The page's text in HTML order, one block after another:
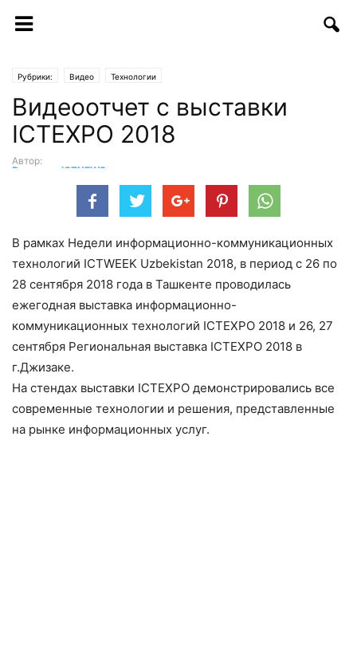
Рубрики: Видео Технологии
Видеоотчет с выставки
ICTEXPO 2018
Автор:
Редакция ICTNEWS
В рамках Недели информационно-коммуникационных
технологий ICTWEEK Uzbekistan 2018, в период с 26 по
28 сентября 2018 года в Ташкенте проводилась
ежегодная выставка информационно-
коммуникационных технологий ICTEXPO 2018 и 26, 27
сентября Региональная выставка ICTEXPO 2018 в
г.Джизаке.
На стендах выставки ICTEXPO демонстрировались все
современные технологии и решения, представленные
на рынке информационных услуг.